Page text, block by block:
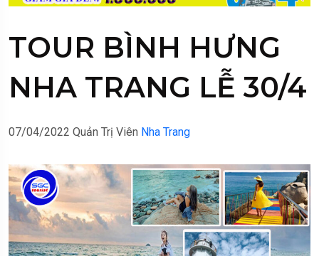
TOUR BÌNH HƯNG
NHA TRANG LỄ 30/4
07/04/2022 Quản Trị Viên Nha Trang